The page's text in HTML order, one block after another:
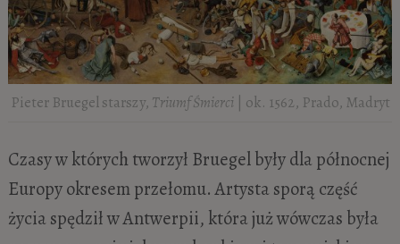
Pieter Bruegel starszy, Triumf Śmierci| ok. 1562, Prado, Madryt
Czasy w których tworzył Bruegel były dla północnej
Europy okresem przełomu. Artysta sporą część
życia spędził w Antwerpii, która już wówczas była